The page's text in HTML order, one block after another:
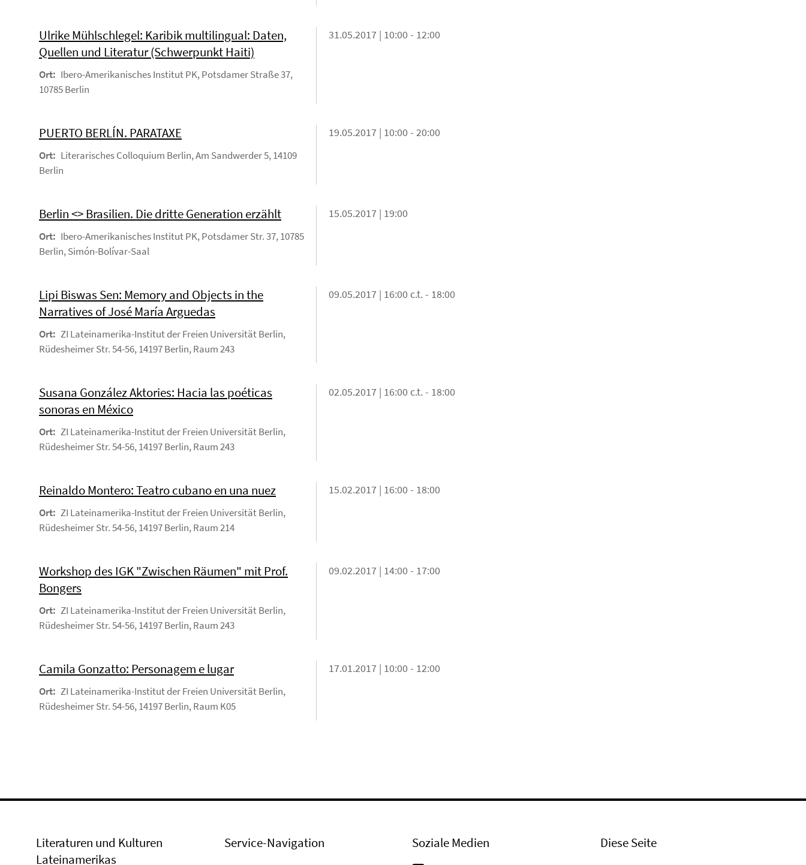
Ulrike Mühlschlegel: Karibik multilingual: Daten,
Quellen und Literatur (Schwerpunkt Haiti)
Ort: Ibero-Amerikanisches Institut PK, Potsdamer Straße 37,
10785 Berlin
31.05.2017 | 10:00 - 12:00
PUERTO BERLÍN. PARATAXE
Ort: Literarisches Colloquium Berlin, Am Sandwerder 5, 14109
Berlin
19.05.2017 | 10:00 - 20:00
Berlin <> Brasilien. Die dritte Generation erzählt
Ort: Ibero-Amerikanisches Institut PK, Potsdamer Str. 37, 10785
Berlin, Simón-Bolívar-Saal
15.05.2017 | 19:00
Lipi Biswas Sen: Memory and Objects in the
Narratives of José María Arguedas
Ort: ZI Lateinamerika-Institut der Freien Universität Berlin,
Rüdesheimer Str. 54-56, 14197 Berlin, Raum 243
09.05.2017 | 16:00 c.t. - 18:00
Susana González Aktories: Hacia las poéticas
sonoras en México
Ort: ZI Lateinamerika-Institut der Freien Universität Berlin,
Rüdesheimer Str. 54-56, 14197 Berlin, Raum 243
02.05.2017 | 16:00 c.t. - 18:00
Reinaldo Montero: Teatro cubano en una nuez
Ort: ZI Lateinamerika-Institut der Freien Universität Berlin,
Rüdesheimer Str. 54-56, 14197 Berlin, Raum 214
15.02.2017 | 16:00 - 18:00
Workshop des IGK "Zwischen Räumen" mit Prof.
Bongers
Ort: ZI Lateinamerika-Institut der Freien Universität Berlin,
Rüdesheimer Str. 54-56, 14197 Berlin, Raum 243
09.02.2017 | 14:00 - 17:00
Camila Gonzatto: Personagem e lugar
Ort: ZI Lateinamerika-Institut der Freien Universität Berlin,
Rüdesheimer Str. 54-56, 14197 Berlin, Raum K05
17.01.2017 | 10:00 - 12:00
Literaturen und Kulturen
Lateinamerikas
Service-Navigation Soziale Medien Diese Seite